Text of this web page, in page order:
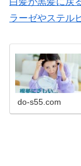
ラーゼやステル
do-s55.com